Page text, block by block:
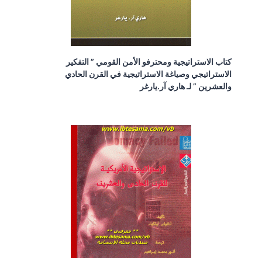
كتاب الاستراتيجية ومحترفو الأمن القومي ” التفكير
الاستراتيجي وصياغة الاستراتيجية في القرن الحادي
والعشرين ” لـ هاري آر.يارغر